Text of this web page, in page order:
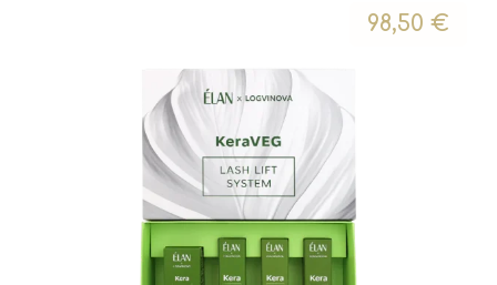
98,50 €